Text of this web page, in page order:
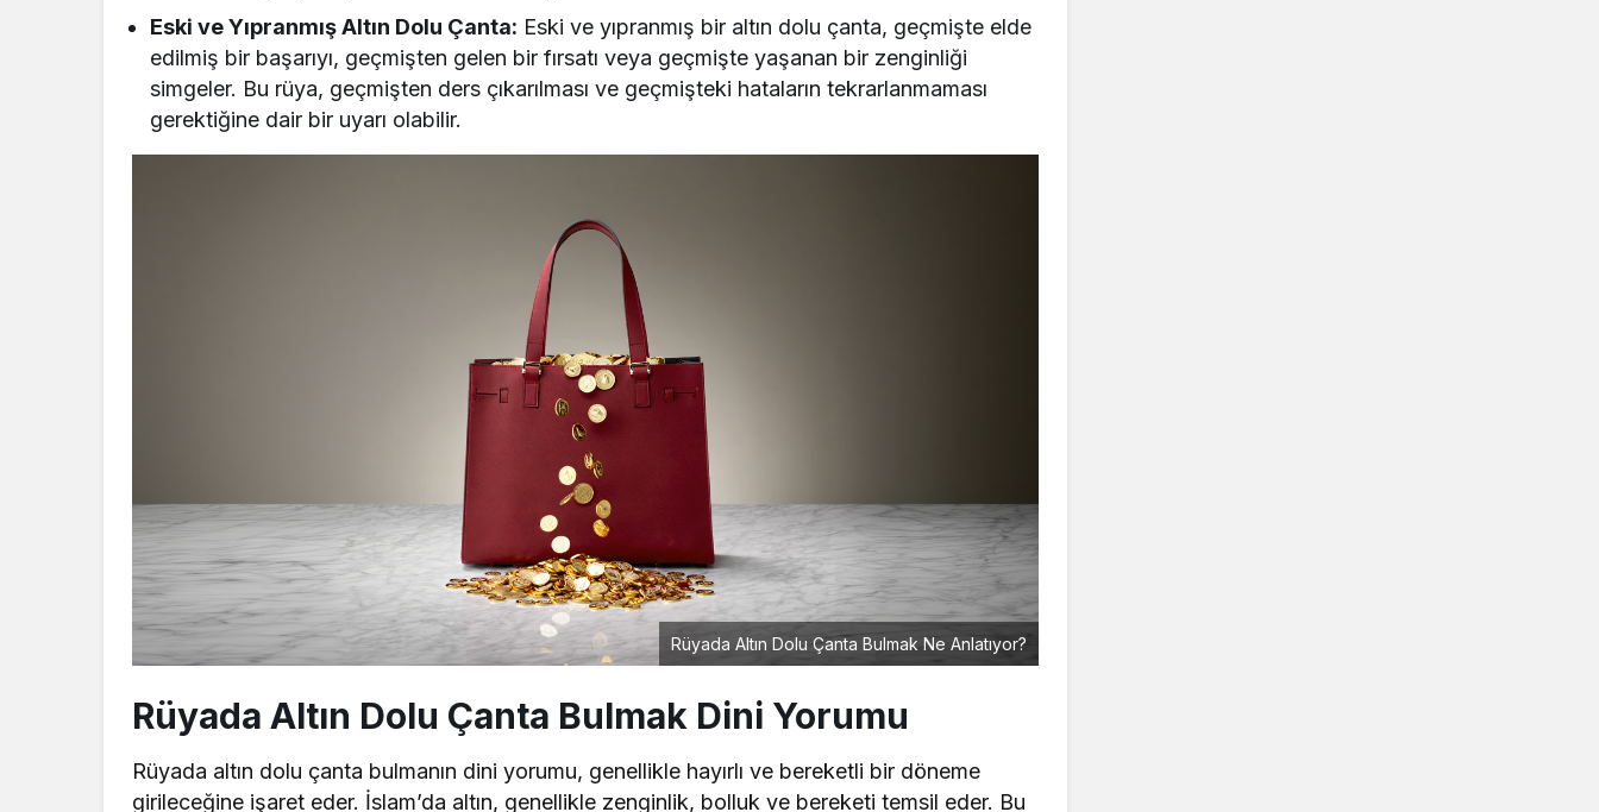
Eski ve Yıpranmış Altın Dolu Çanta: Eski ve yıpranmış bir altın dolu çanta, geçmişte elde
edilmiş bir başarıyı, geçmişten gelen bir fırsatı veya geçmişte yaşanan bir zenginliği
simgeler. Bu rüya, geçmişten ders çıkarılması ve geçmişteki hataların tekrarlanmaması
gerektiğine dair bir uyarı olabilir.
Rüyada Altın Dolu Çanta Bulmak Ne Anlatıyor?
Rüyada Altın Dolu Çanta Bulmak Dini Yorumu
Rüyada altın dolu çanta bulmanın dini yorumu, genellikle hayırlı ve bereketli bir döneme
girileceğine işaret eder. İslam’da altın, genellikle zenginlik, bolluk ve bereketi temsil eder. Bu